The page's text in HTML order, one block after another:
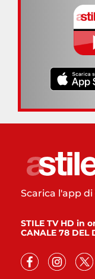
Scarica l'app di
STILE TV HD in
CANALE 78 DEL